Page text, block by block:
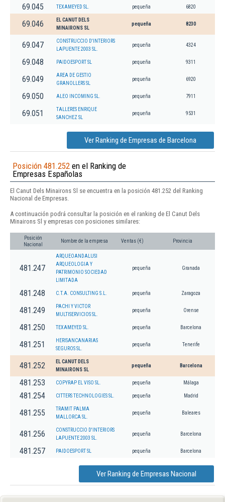
69.045 TEXAMEYED SL. pequeña 6820
69.046
EL CANUT DELS
MINAIRONS SL
pequeña 8230
69.047
CONSTRUCCIO D'INTERIORS
LAPUENTE 2003 SL.
pequeña 4324
69.048 PAIDOESPORT SL pequeña 9311
69.049
AREA DE GESTIO
GRANOLLERS SL
pequeña 6920
69.050 ALEO INCOMING SL. pequeña 7911
69.051
TALLERES ENRIQUE
SANCHEZ SL
pequeña 9531
Ver Ranking de Empresas de Barcelona
Posición 481.252 en el Ranking de
Empresas Españolas
El Canut Dels Minairons Sl se encuentra en la posición 481.252 del Ranking
Nacional de Empresas.
A continuación podrá consultar la posición en el ranking de El Canut Dels
Minairons Sl y empresas con posiciones similares:
Posición
Nacional
Nombre de la empresa Ventas (€) Provincia
481.247
ARQUEOANDALUSI
ARQUEOLOGIA Y
PATRIMONIO SOCIEDAD
LIMITADA
pequeña Granada
481.248 C.T.A. CONSULTING S.L. pequeña Zaragoza
481.249
PACHI Y VICTOR
MULTISERVICIOS SL.
pequeña Orense
481.250 TEXAMEYED SL. pequeña Barcelona
481.251
HERISANCANARIAS
SEGUROS SL.
pequeña Tenerife
481.252
EL CANUT DELS
MINAIRONS SL
pequeña Barcelona
481.253 COPYRAP EL VISO SL. pequeña Málaga
481.254 CITTERS TECHNOLOGIES SL. pequeña Madrid
481.255
TRAMIT PALMA
MALLORCA SL.
pequeña Baleares
481.256
CONSTRUCCIO D'INTERIORS
LAPUENTE 2003 SL.
pequeña Barcelona
481.257 PAIDOESPORT SL pequeña Barcelona
Ver Ranking de Empresas Nacional